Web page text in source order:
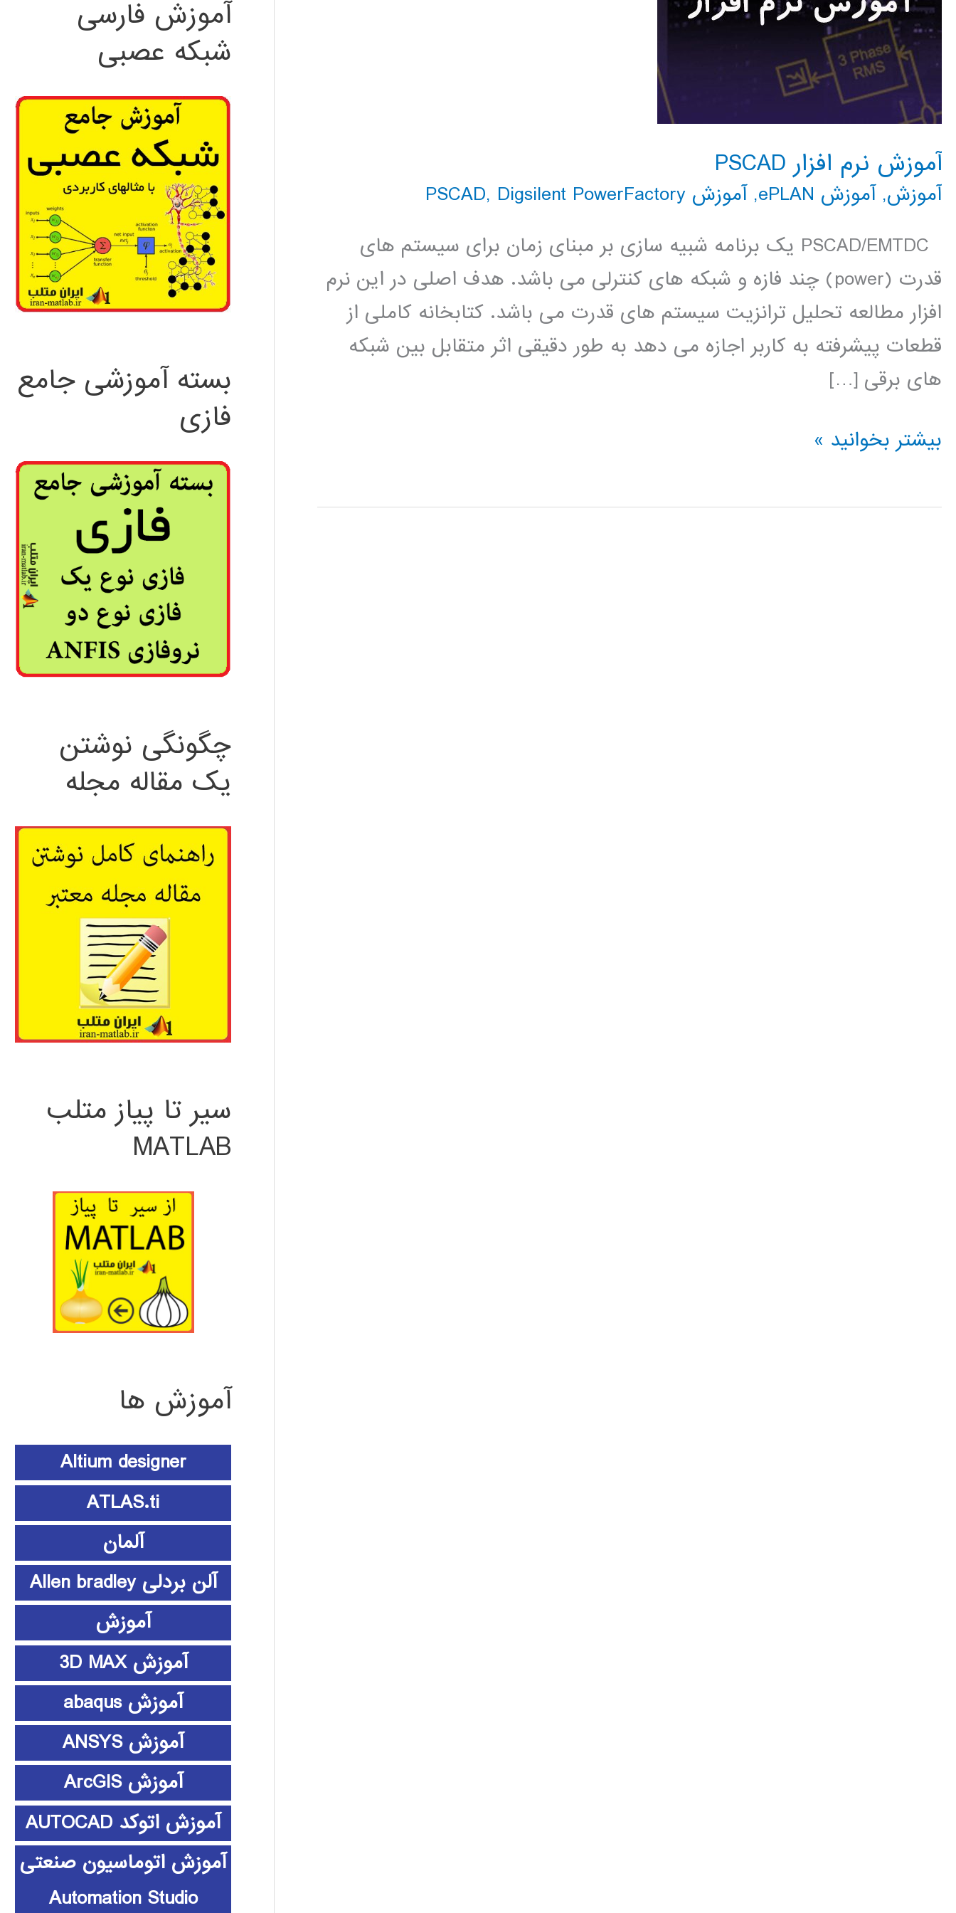
آموزش نرم افزار PSCAD
آموزش,آموزش ePLAN ,آموزش PSCAD , Digsilent PowerFactory
PSCAD/EMTDC یک برنامه شبیه سازی بر مبنای زمان برای سیستم های
قدرت (power) چند فازه و شبکه های کنترلی می باشد. هدف اصلی در این نرم
افزار مطالعه تحلیل ترانزیت سیستم های قدرت می باشد. کتابخانه کاملی از
قطعات پیشرفته به کاربر اجازه می دهد به طور دقیقی اثر متقابل بین شبکه
های برقی […]
آموزش
افزار
بیشتر بخوانید »
آموزش فارسی
شبکه عصبی
بسته آموزشی جامع
فازی
چگونگی نوشتن
یک مقاله مجله
سیر تا پیاز متلب
MATLAB
آموزش ها
Altium designer
ATLAS.ti
آلمان
آلن بردلی Allen bradley
آموزش
آموزش 3D MAX
آموزش abaqus
آموزش ANSYS
آموزش ArcGIS
آموزش اتوکد AUTOCAD
آموزش اتوماسیون صنعتی
Automation Studio